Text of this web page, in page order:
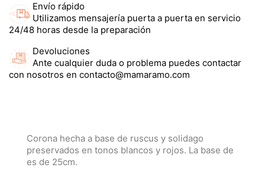
Envío rápido
Utilizamos mensajería puerta a puerta en servicio
24/48 horas desde la preparación
Devoluciones
Ante cualquier duda o problema puedes contactar
con nosotros en contacto@mamaramo.com
Corona hecha a base de ruscus y solidago
preservados en tonos blancos y rojos. La base de
es de 25cm.